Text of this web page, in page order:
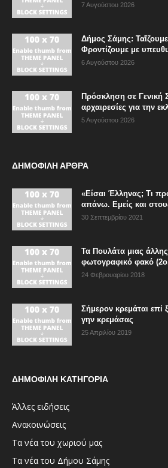
7 Αυγούστου 2026
Δήμος Σάμης:
Φροντίζουμε με
6 Αυγούστου 2026
Πρόσκληση σε Γενική
αρχαιρεσίες για την
5 Αυγούστου 2026
ΔΗΜΟΦΙΛΗ ΑΡΘΡΑ
«Είσαι Έλληνας; Τι
απάνω. Εμείς και
30 Σεπτεμβρίου 2021
Τα Πουλάτα μιας
φωτογραφικό φακό
24 Φεβρουαρίου 2018
Σήμερον κρεμάται επί
γην κρεμάσας
25 Απριλίου 2019
ΔΗΜΟΦΙΛΗ ΚΑΤΗΓΟΡΙΑ
Άλλες ειδήσεις
Ανακοινώσεις
Τα νέα του χωριού μας
Τα νέα του Δήμου Σάμης